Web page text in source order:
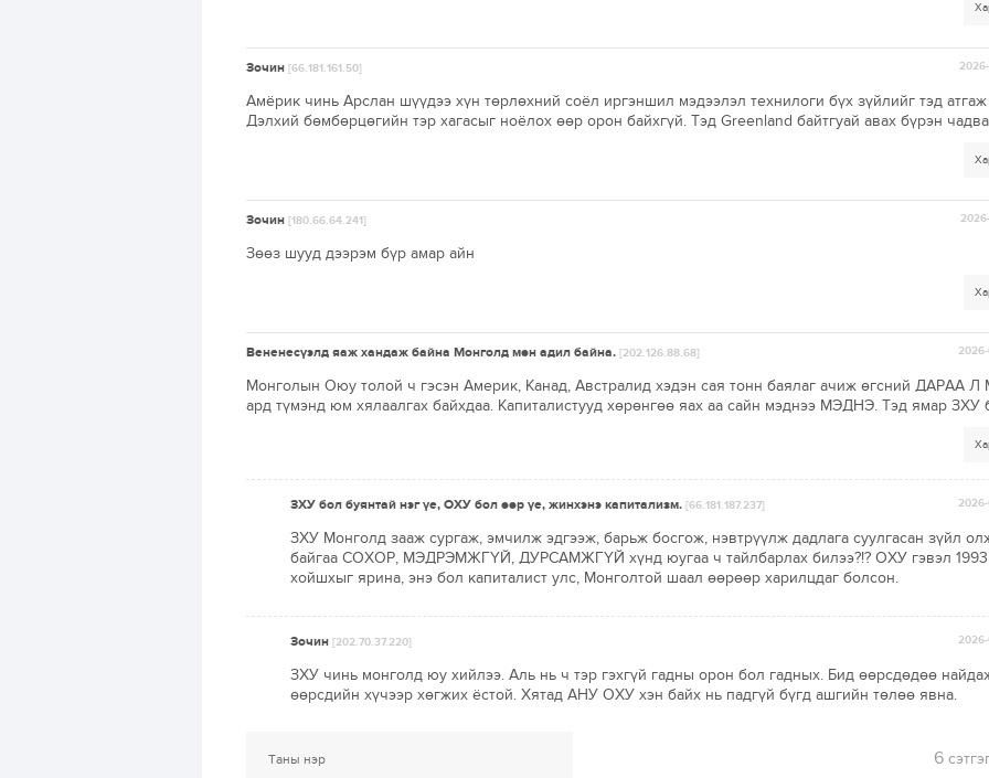
Зочин [66.181.161.50]
Амёрик чинь Арслан шүүдээ хүн төрлөхний соёл иргэншил мэдээлэл технилоги бүх зүйлийг тэд
Дэлхий бөмбөрцөгийн тэр хагасыг ноёлох өөр орон байхгүй. Тэд Greenland байтгуай авах бүрэн
Зочин [180.66.64.241]
Зөөз шууд дээрэм бүр амар айн
Вененесүэлд яаж хандаж байна Монголд мөн адил байна. [202.126.88.68]
Монголын Оюу толой ч гэсэн Америк, Канад, Австралид хэдэн сая тонн баялаг ачиж өгсний ДАРАА Л
ард түмэнд юм хялаалгах байхдаа. Капиталистууд хөрөнгөө яах аа сайн мэднээ МЭДНЭ. Тэд ямар ЗХУ
ЗХУ бол буянтай нэг үе, ОХУ бол өөр үе, жинхэнэ капитализм. [66.181.187.237]
ЗХУ Монголд зааж сургаж, эмчилж эдгээж, барьж босгож, нэвтрүүлж дадлага суулгасан зүйл
байгаа СОХОР, МЭДРЭМЖГҮЙ, ДУРСАМЖГҮЙ хүнд юугаа ч тайлбарлах билээ?!? ОХУ гэвэл
хойшхыг ярина, энэ бол капиталист улс, Монголтой шаал өөрөөр харилцдаг болсон.
Зочин [202.70.37.220]
ЗХУ чинь монголд юу хийлээ. Аль нь ч тэр гэхгүй гадны орон бол гадных. Бид өөрсдөдөө
өөрсдийн хүчээр хөгжих ёстой. Хятад АНУ ОХУ хэн байх нь падгүй бүгд ашгийн төлөө явна.
6